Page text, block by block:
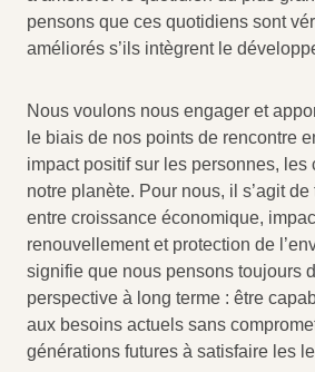
pensons que ces quotidiens sont
améliorés s’ils intègrent le
Nous voulons nous engager et
le biais de nos points de rencontre
impact positif sur les personnes, les
notre planète. Pour nous, il s’agit
entre croissance économique,
renouvellement et protection de
signifie que nous pensons toujours
perspective à long terme : être
aux besoins actuels sans
générations futures à satisfaire les